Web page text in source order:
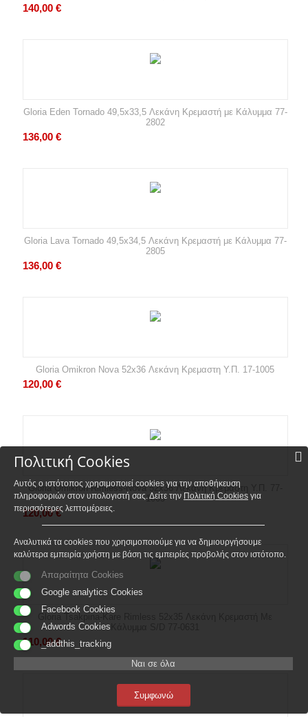
140,00 €
Gloria Eden Tornado 49,5x33,5 Λεκάνη Κρεμαστή με Κάλυμμα 77-
2802
136,00 €
Gloria Lava Tornado 49,5x34,5 Λεκάνη Κρεμαστή με Κάλυμμα 77-
2805
136,00 €
Gloria Omikron Nova 52x36 Λεκάνη Κρεμαστη Υ.Π. 17-1005
120,00 €
Gloria Omikron Rimless-Nova 52x36 Λεκάνη Κρεμαστη Υ.Π. 77-
1005
120,00 €
110,00 €
Πολιτική Cookies
Αυτός ο ιστότοπος χρησιμοποιεί cookies για την αποθήκευση
πληροφοριών στον υπολογιστή σας. Δείτε την Πολιτική Cookies για
περισσότερες λεπτομέρειες.
Αναλυτικά τα cookies που χρησιμοποιούμε για να δημιουργήσουμε
καλύτερα εμπειρία χρήστη με βάση τις εμπειρίες προβολής στον ιστότοπο.
Απαραίτητα Cookies
Google analytics Cookies
Facebook Cookies
Adwords Cookies
_addthis_tracking
Ναι σε όλα
Συμφωνώ